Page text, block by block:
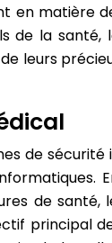
en matière
de la santé,
leurs
de sécurité
de santé,
principal